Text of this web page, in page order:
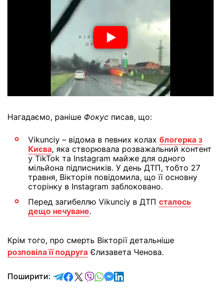
Нагадаємо, раніше Фокус писав, що:
Vikunciy – відома в певних колах блогерка з
Києва, яка створювала розважальний контент
у TikTok та Instagram майже для одного
мільйона підписників. У день ДТП, тобто 27
травня, Вікторія повідомила, що її основну
сторінку в Instagram заблоковано.
Перед загибеллю Vikunciy в ДТП сталось
дещо нечуване.
Крім того, про смерть Вікторії детальніше
розповіла її подруга Єлизавета Ченова.
Поширити: відправити у Telegram
поділитись у Facebook
поділитись у X
відправити у Viber
відправити у Whatsapp
відправити у Messenger
відправити у LinkedIn